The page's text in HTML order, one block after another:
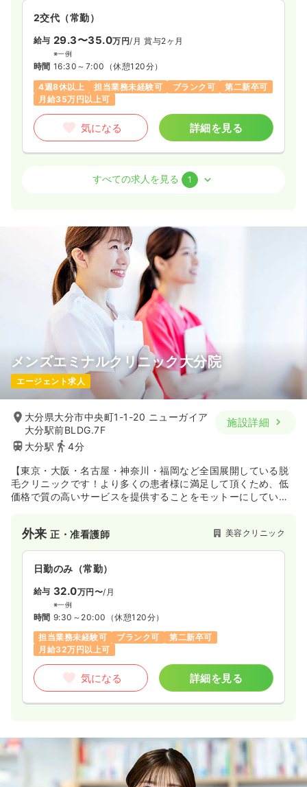
2交代（常勤）
給与 29.3〜35.0万円/月 賞与2ヶ月
※一例
時間 16:30～7:00 （休憩120分）
4週8休以上
担当業務未経験可 ブランク可
第二新卒可
月給35万円以上可
気になる 詳細を見る
正・准看護師
25.8〜33.3万円/月 賞与1ヶ月
※一例
8:30～17:30
（休憩60分）
4週8休以上
担当業務未経験可 ブランク可
月給33万円以上可
気になる 詳細を見る
すべての求人を見る 1
メンズエミナルクリニック大分院
エージェント求人
大分県大分市中央町1-1-20 ニューガイア
大分駅前BLDG.7F
大分駅
4分
施設詳細
【東京・大阪・名古屋・神奈川・福岡など全国展開している脱
毛クリニックです！より多くの患者様に満足して頂くため、低
価格で質の高いサービスを提供することをモットーにしていま
外来正・准看護師 美容クリニック
日勤のみ（常勤）
給与 32.0万円〜/月
※一例
時間 9:30～20:00 （休憩120分）
担当業務未経験可
ブランク可
第二新卒可
月給32万円以上可
気になる 詳細を見る